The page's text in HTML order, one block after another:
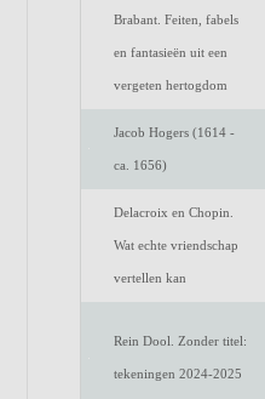
Brabant. Feiten, fabels
en fantasieën uit een
vergeten hertogdom
Jacob Hogers (1614 -
ca. 1656)
Delacroix en Chopin.
Wat echte vriendschap
vertellen kan
Rein Dool. Zonder titel:
tekeningen 2024-2025